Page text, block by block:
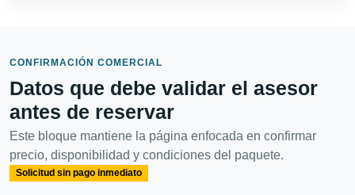
CONFIRMACIÓN COMERCIAL
Datos que debe validar el asesor
antes de reservar
Este bloque mantiene la página enfocada en confirmar
precio, disponibilidad y condiciones del paquete.
Solicitud sin pago inmediato